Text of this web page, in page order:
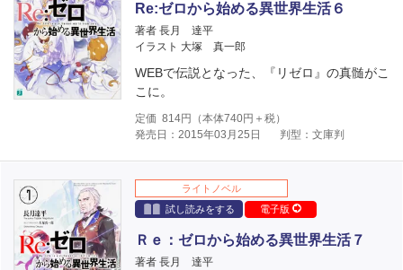
Re:ゼロから始める異世界生活６
著者 長月 達平
イラスト 大塚 真一郎
WEBで伝説となった、『リゼロ』の真髄がこ
こに。
定価 814円（本体740円＋税）
発売日：2015年03月25日
判型：文庫判
ライトノベル
試し読みをする
電子版
Ｒｅ：ゼロから始める異世界生活７
著者 長月 達平